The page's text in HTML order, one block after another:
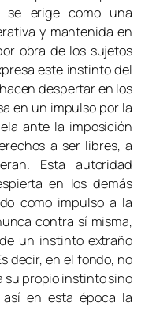
erige como una
y mantenida en
obra de los sujetos
este instinto del
despertar en los
en un impulso por la
ante la imposición
a ser libres, a
Esta autoridad
en los demás
como impulso a la
contra sí misma,
un instinto extraño
decir, en el fondo, no
su propio instinto sino
en esta época la